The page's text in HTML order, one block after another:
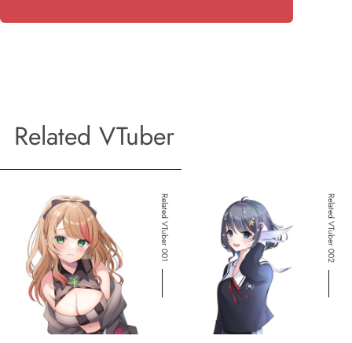
Related VTuber
Related VTuber 001 Related VTuber 002